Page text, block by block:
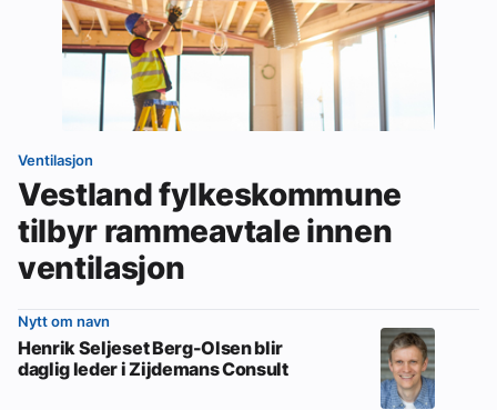
Ventilasjon
Vestland fylkeskommune
tilbyr rammeavtale innen
ventilasjon
Nytt om navn
Henrik Seljeset Berg-Olsen blir
daglig leder i Zijdemans Consult